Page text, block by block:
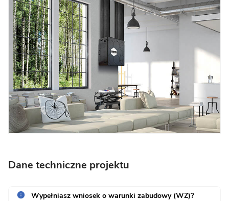
Dane techniczne projektu
Wypełniasz wniosek o warunki zabudowy (WZ)?